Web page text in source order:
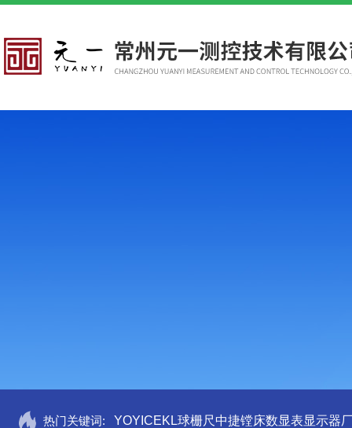
热门关键词: YOYICEKL球栅尺中捷镗床数显表显示器